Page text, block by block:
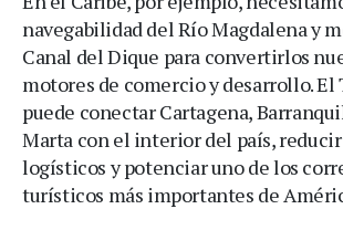
navegabilidad del Río Magdalena y
Canal del Dique para convertirlos
motores de comercio y desarrollo. El
puede conectar Cartagena,
Marta con el interior del país,
logísticos y potenciar uno de los
turísticos más importantes de